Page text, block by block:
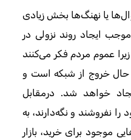
یا نهنگ‌ها بخش زیادی
موجب ایجاد روند نزولی در
عموم مردم فکر می‌کنند
خروج از شبکه است و
خواهد شد. درمقابل
را نفروشند و نگه‌دارند، به
موجود برای خرید، بازار